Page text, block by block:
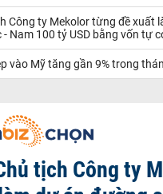
Công ty Mekolor từng đề xuất
Nam 100 tỷ USD bằng vốn tự
vào Mỹ tăng gần 9% trong
tịch Công ty